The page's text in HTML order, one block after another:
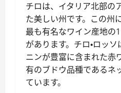
チロは、イタリア北部の
た美しい州です。この州
最も有名なワイン産地の1
があります。チロ・ロッ
ニンが豊富に含まれた赤
有のブドウ品種であるネ
ています。